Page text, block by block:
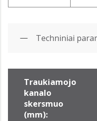
Techniniai
Traukiamojo
kanalo
skersmuo
(mm):